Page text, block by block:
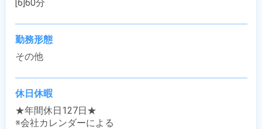
[6]60分
勤務形態
その他
休日休暇
★年間休日127日★
※会社カレンダーによる